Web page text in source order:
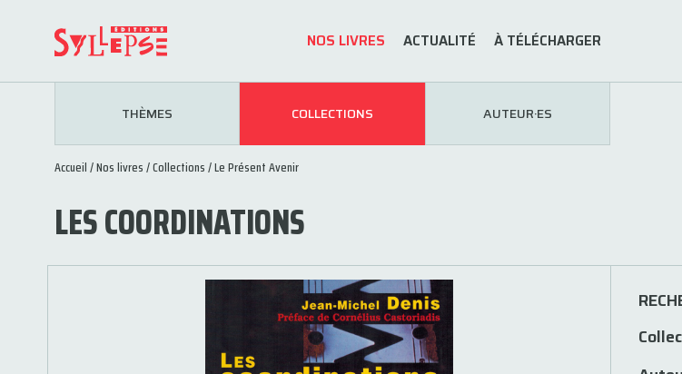
NOS LIVRES ACTUALITÉ À TÉLÉCHARGER
THÈMES COLLECTIONS AUTEUR·ES
Accueil/Nos livres/Collections/Le Présent Avenir
LES COORDINATIONS